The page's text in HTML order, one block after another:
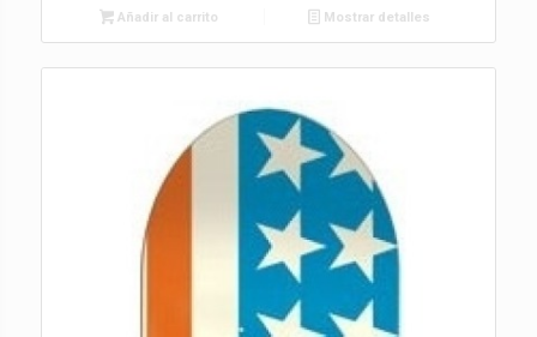
Añadir al carrito Mostrar detalles